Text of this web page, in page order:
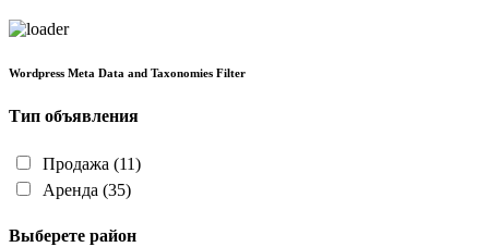
Wordpress Meta Data and Taxonomies Filter
Тип объявления
Продажа (11)
Аренда (35)
Выберете район